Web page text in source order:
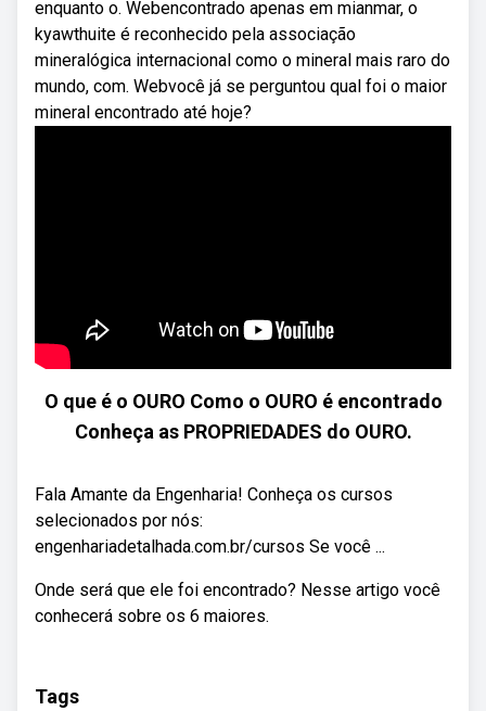
enquanto o. Webencontrado apenas em mianmar, o
kyawthuite é reconhecido pela associação
mineralógica internacional como o mineral mais raro do
mundo, com. Webvocê já se perguntou qual foi o maior
mineral encontrado até hoje?
O que é o OURO Como o OURO é encontrado
Conheça as PROPRIEDADES do OURO.
Fala Amante da Engenharia! Conheça os cursos
selecionados por nós:
engenhariadetalhada.com.br/cursos Se você ...
Onde será que ele foi encontrado? Nesse artigo você
conhecerá sobre os 6 maiores.
Tags